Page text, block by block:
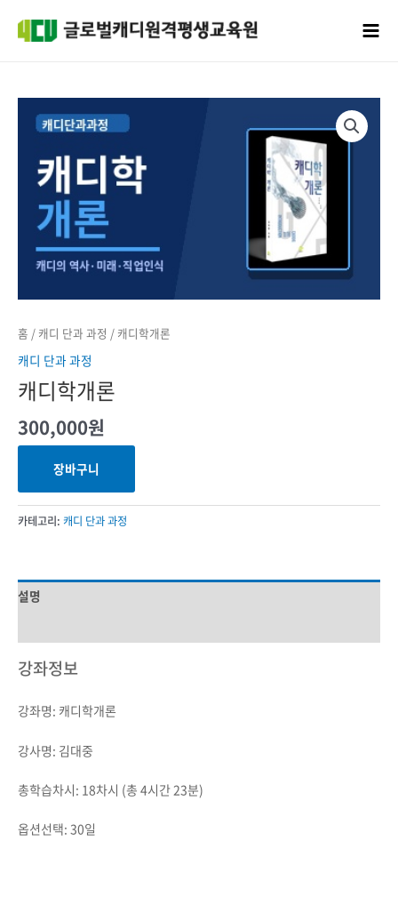
건너뛰기
홈 / 캐디 단과 과정 / 캐디학개론
캐디 단과 과정
캐디학개론
300,000원
수량
장바구니
카테고리: 캐디 단과 과정
설명
강좌정보
강좌명: 캐디학개론
강사명: 김대중
총학습차시: 18차시 (총 4시간 23분)
옵션선택: 30일